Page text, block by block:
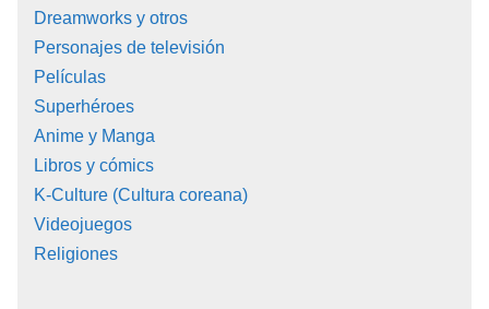
Dreamworks y otros
Personajes de televisión
Películas
Superhéroes
Anime y Manga
Libros y cómics
K-Culture (Cultura coreana)
Videojuegos
Religiones